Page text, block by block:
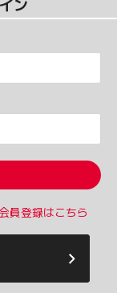
ン
員登録はこちら